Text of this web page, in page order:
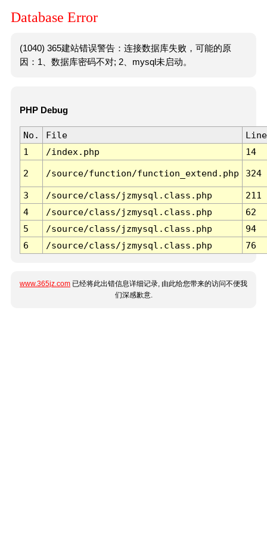
Database Error
(1040) 365建站错误警告：连接数据库失败，可能的原
因：1、数据库密码不对; 2、mysql未启动。
PHP Debug
No. File
Line
1
/index.php 14
2 /source/function/function_extend.php 324
3 /source/class/jzmysql.class.php
211
4
/source/class/jzmysql.class.php
62
5
/source/class/jzmysql.class.php
94
6
/source/class/jzmysql.class.php 76
www.365jz.com 已经将此出错信息详细记录, 由此给您带来的访问不便我
们深感歉意.